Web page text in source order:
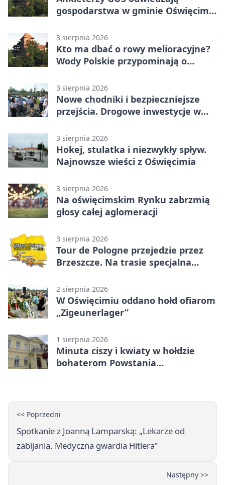
gospodarstwa w gminie Oświęcim.
3 sierpnia 2026
Kto ma dbać o rowy melioracyjne?
Wody Polskie przypominają o
3 sierpnia 2026
Nowe chodniki i bezpieczniejsze
przejścia. Drogowe inwestycje w
3 sierpnia 2026
Hokej, stulatka i niezwykły spływ.
Najnowsze wieści z Oświęcimia
3 sierpnia 2026
Na oświęcimskim Rynku zabrzmią
głosy całej aglomeracji
3 sierpnia 2026
Tour de Pologne przejedzie przez
Brzeszcze. Na trasie specjalna
2 sierpnia 2026
W Oświęcimiu oddano hołd ofiarom
„Zigeunerlager”
1 sierpnia 2026
Minuta ciszy i kwiaty w hołdzie
bohaterom Powstania
<< Poprzedni
Spotkanie z Joanną Lamparską: „Lekarze od
zabijania. Medyczna gwardia Hitlera”
Następny >>